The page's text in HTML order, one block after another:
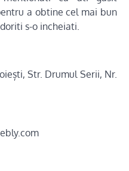
a obtine cel mai bun
s-o incheiati.
Str. Drumul Serii, Nr.